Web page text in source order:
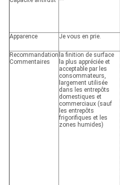
Apparence Je vous en prie.
Recommandation
Commentaires
la finition de surface
la plus appréciée et
acceptable par les
consommateurs,
largement utilisée
dans les entrepôts
domestiques et
commerciaux (sauf
les entrepôts
frigorifiques et les
zones humides)